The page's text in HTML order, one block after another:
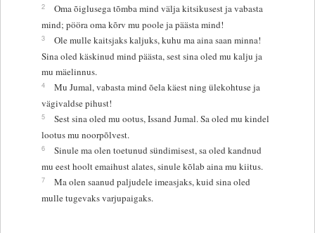
2
Oma õiglusega tõmba mind välja kitsikusest ja vabasta
mind; pööra oma kõrv mu poole ja päästa mind!
3
Ole mulle kaitsjaks kaljuks, kuhu ma aina saan minna!
Sina oled käskinud mind päästa, sest sina oled mu kalju ja
mu mäelinnus.
4
Mu Jumal, vabasta mind õela käest ning ülekohtuse ja
vägivaldse pihust!
5
Sest sina oled mu ootus, Issand Jumal. Sa oled mu kindel
lootus mu noorpõlvest.
6
Sinule ma olen toetunud sündimisest, sa oled kandnud
mu eest hoolt emaihust alates, sinule kõlab aina mu kiitus.
7
Ma olen saanud paljudele imeasjaks, kuid sina oled
mulle tugevaks varjupaigaks.